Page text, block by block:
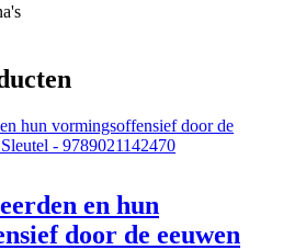
en hun
door de eeuwen